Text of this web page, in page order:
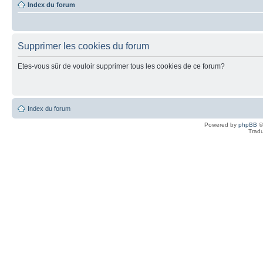
Index du forum
Supprimer les cookies du forum
Etes-vous sûr de vouloir supprimer tous les cookies de ce forum?
Index du forum
Powered by phpBB